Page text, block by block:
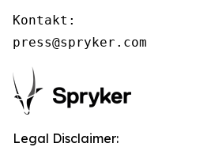
Kontakt:
press@spryker.com
Legal Disclaimer: